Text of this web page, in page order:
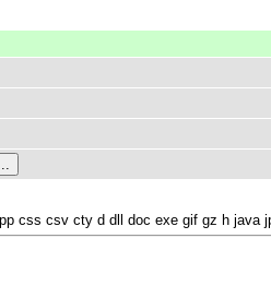
css csv cty d dll doc exe gif gz h